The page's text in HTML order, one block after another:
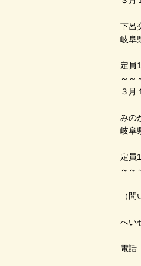
下呂
岐阜
定
～～
３
みの
岐阜
定員
～～
（
へい
電話